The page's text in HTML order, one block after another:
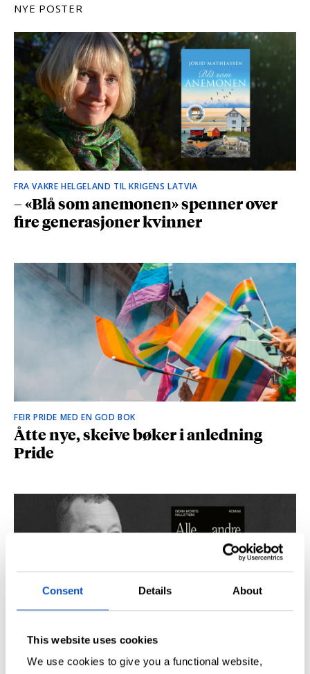
Consent Details About
This website uses cookies
We use cookies to give you a functional website,
NYE POSTER
FRA VAKRE HELGELAND TIL KRIGENS LATVIA
– «Blå som anemonen» spenner over
fire generasjoner kvinner
FEIR PRIDE MED EN GOD BOK
Åtte nye, skeive bøker i anledning
Pride
SÅ DU NRK-DOKUMENTAREN «AGENTEN»?
Didrik M. Hallstrøm: – Alt det med CIA